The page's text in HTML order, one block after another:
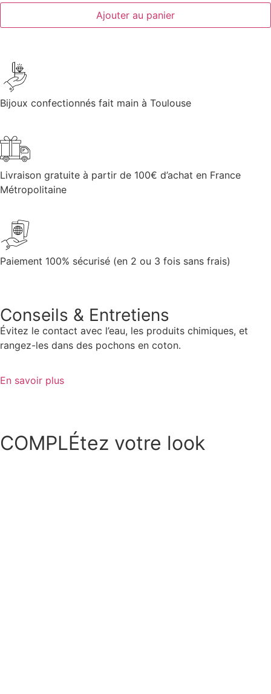
Ajouter au panier
Bijoux confectionnés fait main à Toulouse
Livraison gratuite à partir de 100€ d’achat en France
Métropolitaine
Paiement 100% sécurisé (en 2 ou 3 fois sans frais)
Conseils & Entretiens
Évitez le contact avec l’eau, les produits chimiques, et
rangez-les dans des pochons en coton.
En savoir plus
COMPLÉtez votre look